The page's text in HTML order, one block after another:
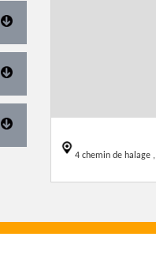
4 chemin de halage